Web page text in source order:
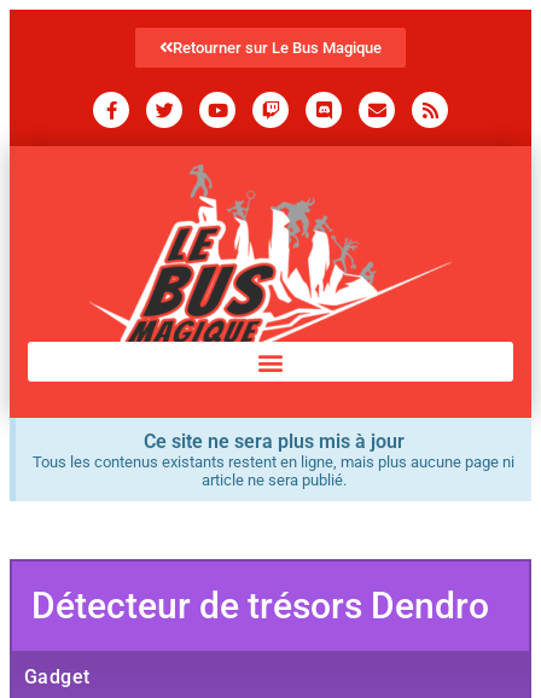
Retourner sur Le Bus Magique
Ce site ne sera plus mis à jour
Tous les contenus existants restent en ligne, mais plus aucune page ni
article ne sera publié.
Détecteur de trésors Dendro
Gadget